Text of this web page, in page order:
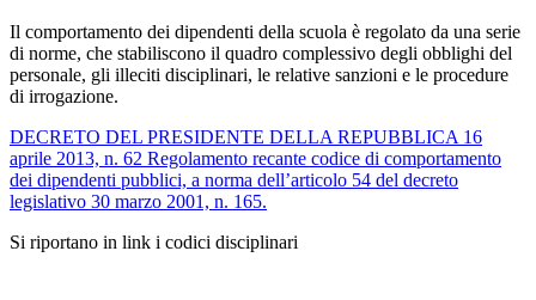
Il comportamento dei dipendenti della scuola è regolato da una serie
di norme, che stabiliscono il quadro complessivo degli obblighi del
personale, gli illeciti disciplinari, le relative sanzioni e le procedure
di irrogazione.
DECRETO DEL PRESIDENTE DELLA REPUBBLICA 16
aprile 2013, n. 62 Regolamento recante codice di comportamento
dei dipendenti pubblici, a norma dell’articolo 54 del decreto
legislativo 30 marzo 2001, n. 165.
Si riportano in link i codici disciplinari